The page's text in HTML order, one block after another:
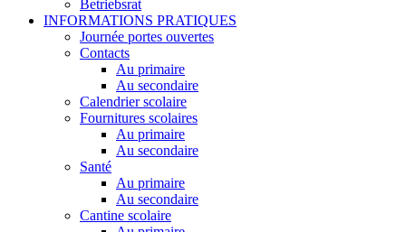
Betriebsrat
INFORMATIONS PRATIQUES
Journée portes ouvertes
Contacts
Au primaire
Au secondaire
Calendrier scolaire
Fournitures scolaires
Au primaire
Au secondaire
Santé
Au primaire
Au secondaire
Cantine scolaire